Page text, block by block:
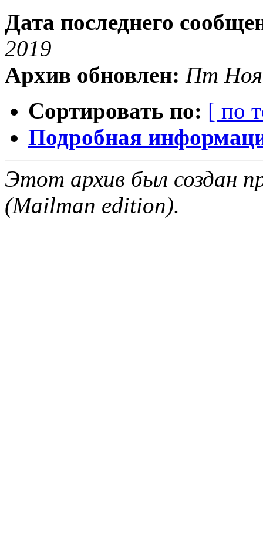
Дата последнего
2019
Архив обновлен: Пт Ноя
Сортировать по: [ по
Подробная
Этот архив был создан
(Mailman edition).